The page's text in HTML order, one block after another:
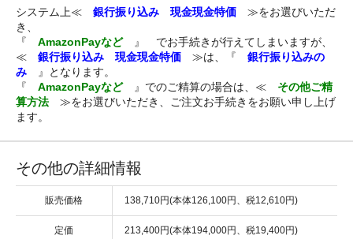
システム上≪ 銀行振り込み 現金現金特価 ≫をお選びいただ
き、
『 AmazonPayなど』 でお手続きが行えてしまいますが、
≪ 銀行振り込み 現金現金特価 ≫は、『 銀行振り込みの
み 』となります。
『 AmazonPayなど』でのご精算の場合は、≪ その他ご精
算方法 ≫をお選びいただき、ご注文お手続きをお願い申し上げ
ます。
その他の詳細情報
販売価格 138,710円(本体126,100円、税12,610円)
定価 213,400円(本体194,000円、税19,400円)